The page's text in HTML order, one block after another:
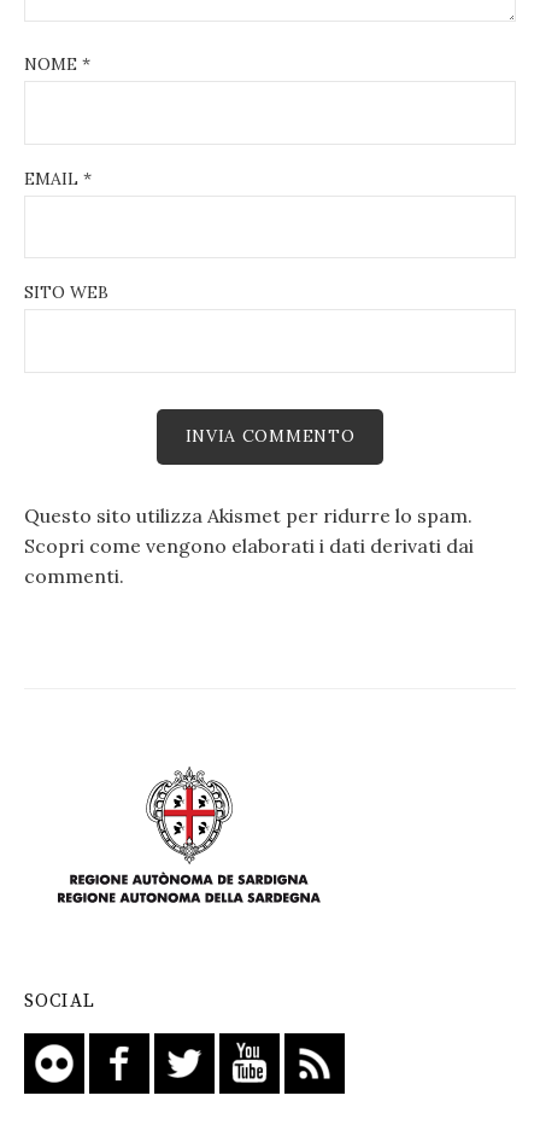
NOME *
EMAIL *
SITO WEB
Questo sito utilizza Akismet per ridurre lo spam.
Scopri come vengono elaborati i dati derivati dai
commenti.
SOCIAL